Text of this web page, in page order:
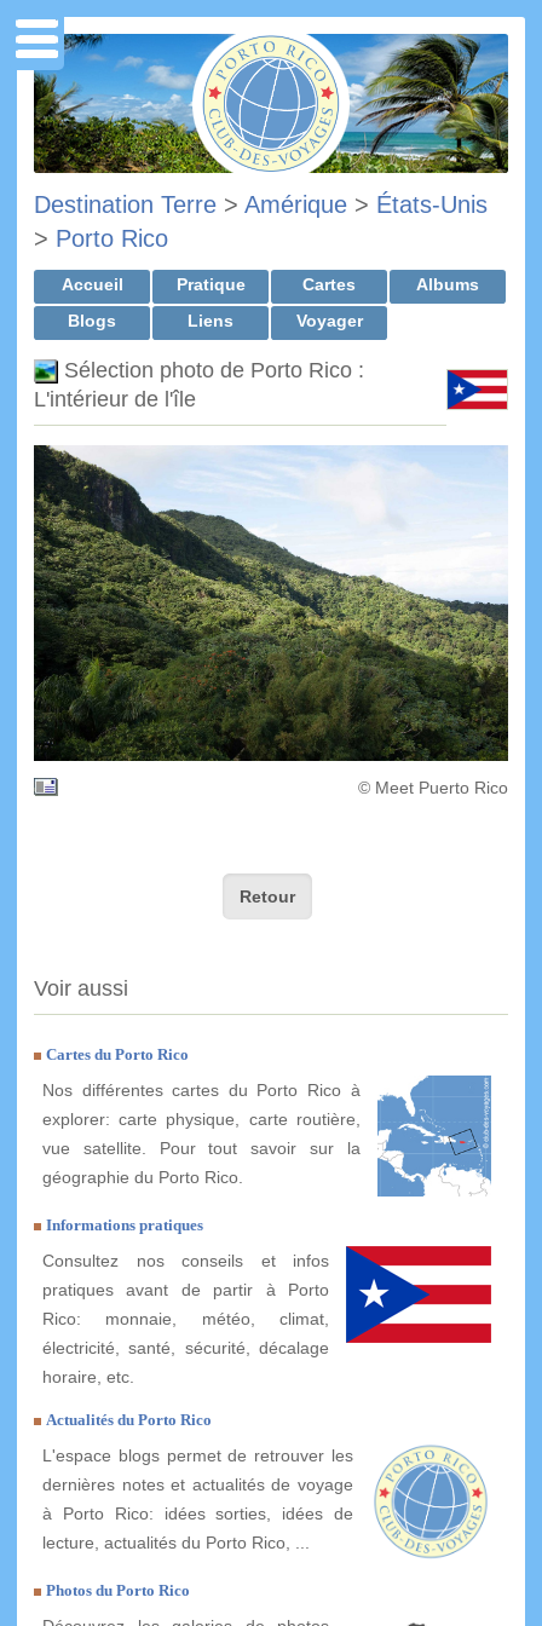
Destination Terre > Amérique > États-Unis
> Porto Rico
Accueil Pratique Cartes
Albums
Blogs
Liens Voyager
Sélection photo de Porto Rico :
L'intérieur de l'île
© Meet Puerto Rico
Retour
Voir aussi
Cartes du Porto Rico
Nos différentes cartes du Porto Rico à
explorer: carte physique, carte routière,
vue satellite. Pour tout savoir sur la
géographie du Porto Rico.
Informations pratiques
Consultez nos conseils et infos
pratiques avant de partir à Porto
Rico: monnaie, météo, climat,
électricité, santé, sécurité, décalage
horaire, etc.
Actualités du Porto Rico
L'espace blogs permet de retrouver les
dernières notes et actualités de voyage
à Porto Rico: idées sorties, idées de
lecture, actualités du Porto Rico, ...
Photos du Porto Rico